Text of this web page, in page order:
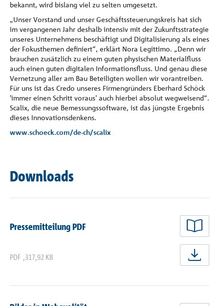
bekannt, wird bislang viel zu selten umgesetzt.
„Unser Vorstand und unser Geschäftssteuerungskreis hat sich
im vergangenen Jahr deshalb intensiv mit der Zukunftsstrategie
unseres Unternehmens beschäftigt und Digitalisierung als eines
der Fokusthemen definiert“, erklärt Nora Legittimo. „Denn wir
brauchen zusätzlich zu einem guten physischen Materialfluss
auch einen guten digitalen Informationsfluss. Und genau diese
Vernetzung aller am Bau Beteiligten wollen wir vorantreiben.
Für uns ist das Credo unseres Firmengründers Eberhard Schöck
'immer einen Schritt voraus' auch hierbei absolut wegweisend“.
Scalix, die neue Bemessungssoftware, ist das jüngste Ergebnis
dieses Innovationsdenkens.
www.schoeck.com/de-ch/scalix
Downloads
Pressemitteilung PDF
PDF ,317,92 KB